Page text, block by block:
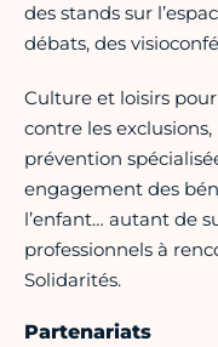
des stands sur
débats, des
Culture et loisirs
contre les
prévention
engagement des
l’enfant… autant de
professionnels à
Solidarités.
Partenariats